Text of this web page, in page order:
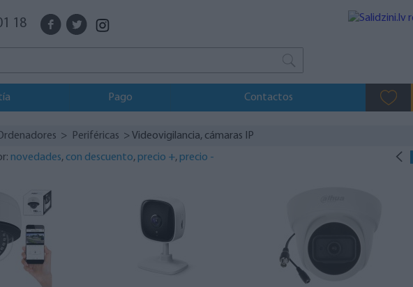
18
Pago Contactos
> Periféricas > Videovigilancia, cámaras IP
novedades, con descuento, precio +, precio -